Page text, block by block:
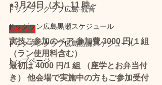
ドッグランクラブ広島‐観音
ドッグラン広島黒瀬スケジュール
ドッグランクラブ広島黒瀬スケジュール
トップページ
●3月24日（木） 11 時～
参加費
実技ご参加のペア 参加費 3000 円/１組
（ラン使用料含む）
最初は 4000 円/1 組 （座学とお弁当付
き） 他会場で実施中の方もご参加受付